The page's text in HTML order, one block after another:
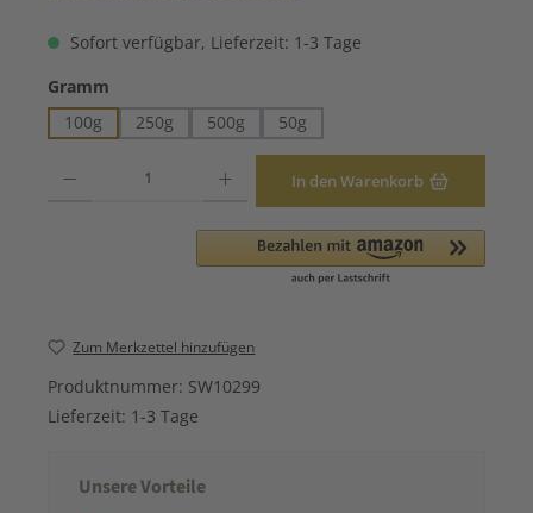
Sofort verfügbar, Lieferzeit: 1-3 Tage
Gramm
100g
250g 500g 50g
In den Warenkorb
Zum Merkzettel hinzufügen
Produktnummer: SW10299
Lieferzeit: 1-3 Tage
Unsere Vorteile